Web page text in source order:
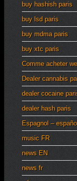
buy hashish paris
buy lsd paris
buy mdma paris
buy xtc paris
Comme acheter
Dealer cannabis
dealer cocaine
dealer hash paris
Espagnol –
music FR
news EN
news fr